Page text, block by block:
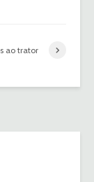
ao trator